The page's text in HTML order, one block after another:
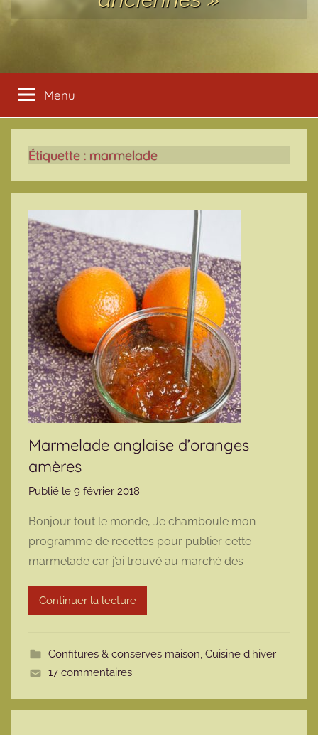
Menu
Étiquette : marmelade
Marmelade anglaise d’oranges
amères
Publié le 9 février 2018
r
m
a
r
t
Bonjour tout le monde, Je chamboule mon
programme de recettes pour publier cette
marmelade car j’ai trouvé au marché des
Continuer la lecture
Confitures & conserves maison, Cuisine d'hiver
17 commentaires